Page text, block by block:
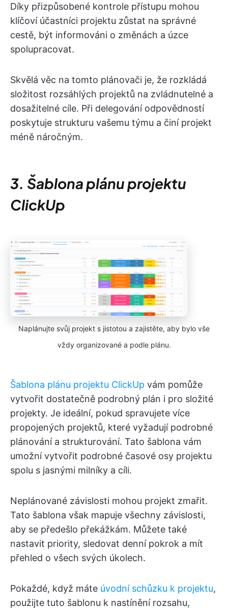
Díky přizpůsobené kontrole přístupu mohou
klíčoví účastníci projektu zůstat na správné
cestě, být informováni o změnách a úzce
spolupracovat.
Skvělá věc na tomto plánovači je, že rozkládá
složitost rozsáhlých projektů na zvládnutelné a
dosažitelné cíle. Při delegování odpovědností
poskytuje strukturu vašemu týmu a činí projekt
méně náročným.
3. Šablona plánu projektu
ClickUp
Naplánujte svůj projekt s jistotou a zajistěte, aby bylo vše
vždy organizované a podle plánu.
Šablona plánu projektu ClickUp vám pomůže
vytvořit dostatečně podrobný plán i pro složité
projekty. Je ideální, pokud spravujete více
propojených projektů, které vyžadují podrobné
plánování a strukturování. Tato šablona vám
umožní vytvořit podrobné časové osy projektu
spolu s jasnými milníky a cíli.
Neplánované závislosti mohou projekt zmařit.
Tato šablona však mapuje všechny závislosti,
aby se předešlo překážkám. Můžete také
nastavit priority, sledovat denní pokrok a mít
přehled o všech svých úkolech.
Pokaždé, když máte úvodní schůzku k projektu,
použijte tuto šablonu k nastínění rozsahu,